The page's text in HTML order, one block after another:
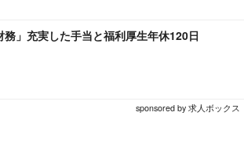
務」充実した手当と福利厚生年休120日
sponsored by 求人ボックス